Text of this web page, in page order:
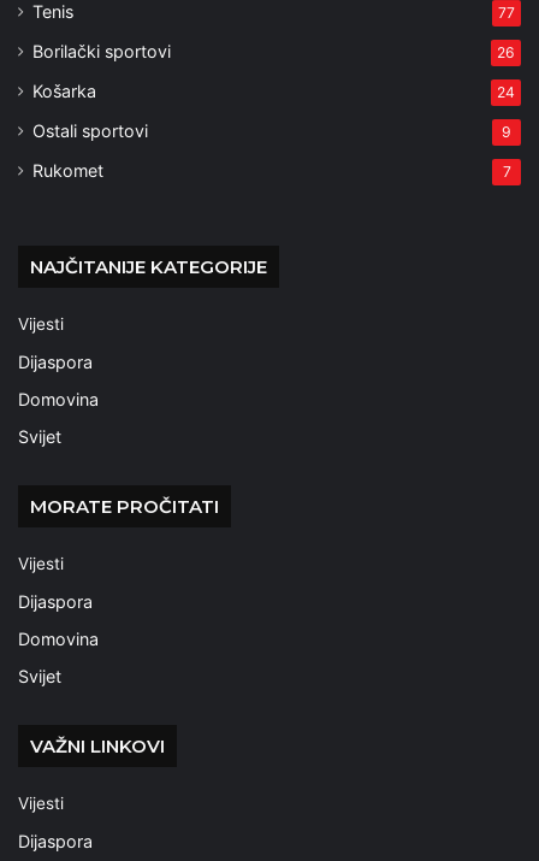
Tenis 77
Borilački sportovi 26
Košarka 24
Ostali sportovi 9
Rukomet 7
NAJČITANIJE KATEGORIJE
Vijesti
Dijaspora
Domovina
Svijet
MORATE PROČITATI
Vijesti
Dijaspora
Domovina
Svijet
VAŽNI LINKOVI
Vijesti
Dijaspora